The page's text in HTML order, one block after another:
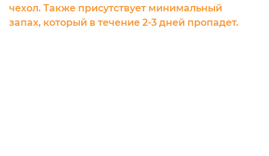
чехол. Также присутствует минимальный
запах, который в течение 2-3 дней пропадет.